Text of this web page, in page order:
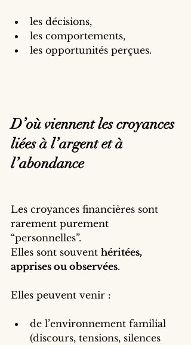
les décisions,
les comportements,
les opportunités perçues.
D’où viennent les croyances
liées à l’argent et à
l’abondance
Les croyances financières sont
rarement purement
“personnelles”.
Elles sont souvent héritées,
apprises ou observées.
Elles peuvent venir :
de l’environnement familial
(discours, tensions, silences